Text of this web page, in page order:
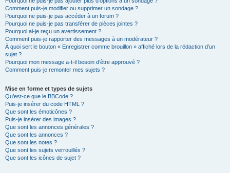
Comment puis-je modifier ou supprimer un sondage ?
Pourquoi ne puis-je pas accéder à un forum ?
Pourquoi ne puis-je pas transférer de pièces jointes ?
Pourquoi ai-je reçu un avertissement ?
Comment puis-je rapporter des messages à un modérateur ?
À quoi sert le bouton « Enregistrer comme brouillon » affiché lors de la rédaction d’un
sujet ?
Pourquoi mon message a-t-il besoin d’être approuvé ?
Comment puis-je remonter mes sujets ?
Mise en forme et types de sujets
Qu’est-ce que le BBCode ?
Puis-je insérer du code HTML ?
Que sont les émoticônes ?
Puis-je insérer des images ?
Que sont les annonces générales ?
Que sont les annonces ?
Que sont les notes ?
Que sont les sujets verrouillés ?
Que sont les icônes de sujet ?